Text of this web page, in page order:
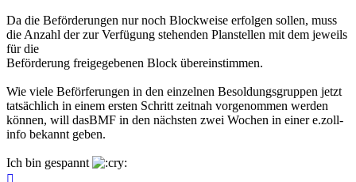
Da die Beförderungen nur noch Blockweise erfolgen sollen, muss
die Anzahl der zur Verfügung stehenden Planstellen mit dem jeweils
für die
Beförderung freigegebenen Block übereinstimmen.
Wie viele Beförferungen in den einzelnen Besoldungsgruppen jetzt
tatsächlich in einem ersten Schritt zeitnah vorgenommen werden
können, will dasBMF in den nächsten zwei Wochen in einer e.zoll-
info bekannt geben.
Ich bin gespannt